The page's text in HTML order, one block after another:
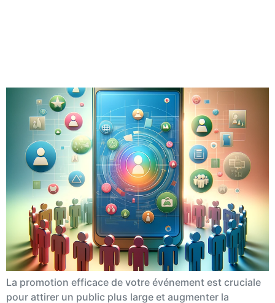
La promotion efficace de votre événement est cruciale
pour attirer un public plus large et augmenter la